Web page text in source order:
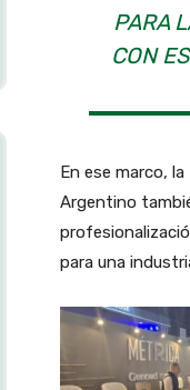
PARA
CON
En ese marco,
Argentino
para una